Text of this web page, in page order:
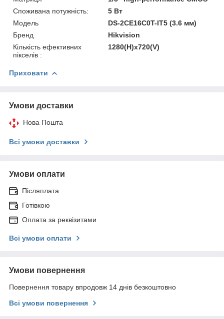
Споживана потужність:
5 Вт
Модель
DS-2CE16C0T-IT5 (3.6 мм)
Бренд
Hikvision
Кількість ефективних
пікселів :
1280(H)х720(V)
Приховати
Умови доставки
Нова Пошта
Всі умови доставки
Умови оплати
Післяплата
Готівкою
Оплата за реквізитами
Всі умови оплати
Умови повернення
Повернення товару впродовж 14 днів безкоштовно
Всі умови повернення